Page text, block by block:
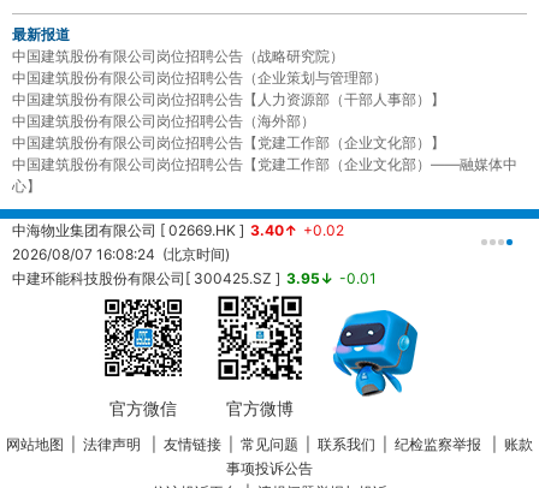
最新报道
中国建筑股份有限公司岗位招聘公告（战略研究院）
中国建筑股份有限公司岗位招聘公告（企业策划与管理部）
中国建筑股份有限公司岗位招聘公告【人力资源部（干部人事部）】
中国建筑股份有限公司岗位招聘公告（海外部）
中国建筑股份有限公司岗位招聘公告【党建工作部（企业文化部）】
中国建筑股份有限公司岗位招聘公告【党建工作部（企业文化部）——融媒体中
心】
中海物业集团有限公司 [ 02669.HK ] 3.40↑ +0.02
2026/08/07 16:08:24 (北京时间)
中建环能科技股份有限公司[ 300425.SZ ] 3.95↓ -0.01
20260807161457 (北京时间)
官方微信 官方微博
网站地图 法律声明 友情链接 常见问题 联系我们 纪检监察举报
账款
事项投诉公告